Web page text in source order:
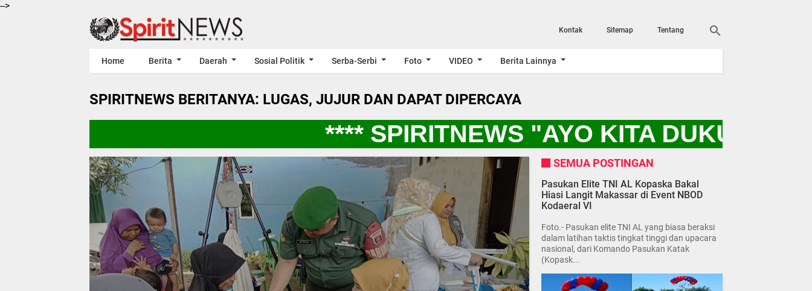
-->
Kontak Sitemap Tentang
Home Berita Daerah Sosial Politik Serba-Serbi Foto VIDEO Berita Lainnya
SPIRITNEWS BERITANYA: LUGAS, JUJUR DAN DAPAT DIPERCAYA
**** SPIRITNEWS "AYO KITA DUKUNG
SEMUA POSTINGAN
Pasukan Elite TNI AL Kopaska Bakal
Hiasi Langit Makassar di Event NBOD
Kodaeral VI
Foto.- Pasukan elite TNI AL yang biasa beraksi
dalam latihan taktis tingkat tinggi dan upacara
nasional, dari Komando Pasukan Katak
(Kopask...